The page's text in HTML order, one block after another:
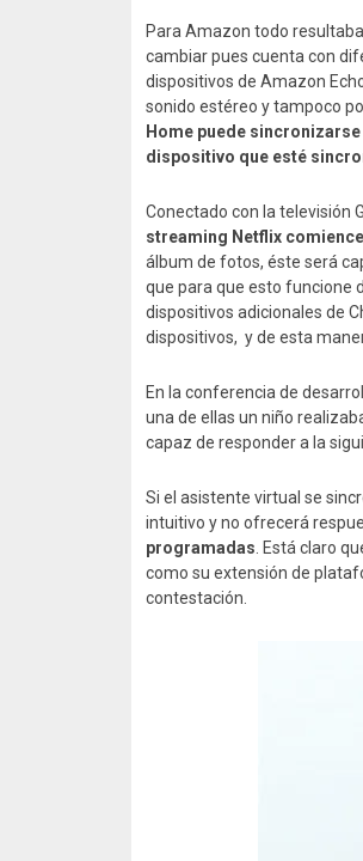
Para Amazon todo
cambiar pues cuenta con
dispositivos de Amazon
sonido estéreo y tampoco
Home puede
dispositivo que esté
Conectado con la televisión
streaming Netflix
álbum de fotos, éste será
que para que esto funcione
dispositivos adicionales de
dispositivos, y de esta
En la conferencia de
una de ellas un niño
capaz de responder a la
Si el asistente virtual se
intuitivo y no ofrecerá
programadas . Está claro
como su extensión de
contestación.